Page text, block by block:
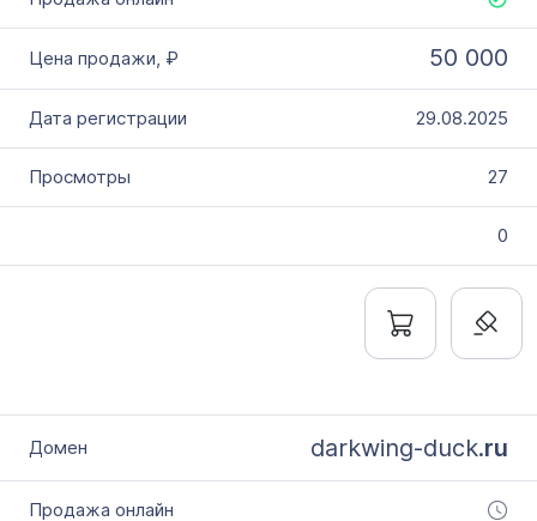
50 000
29.08.2025
27
0
darkwing-duck.ru